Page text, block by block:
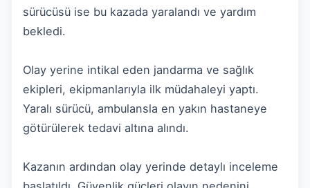
sürücüsü ise bu kazada yaralandı ve yardım
bekledi.
Olay yerine intikal eden jandarma ve sağlık
ekipleri, ekipmanlarıyla ilk müdahaleyi yaptı.
Yaralı sürücü, ambulansla en yakın hastaneye
götürülerek tedavi altına alındı.
Kazanın ardından olay yerinde detaylı inceleme